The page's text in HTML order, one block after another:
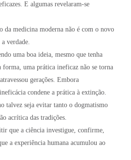
E algumas revelaram-se
da medicina moderna não é com o novo
verdade.
uma boa ideia, mesmo que tenha
forma, uma prática ineficaz não se torna
gerações. Embora
condene a prática à extinção.
talvez seja evitar tanto o dogmatismo
acrítica das tradições.
que a ciência investigue, confirme,
a experiência humana acumulou ao